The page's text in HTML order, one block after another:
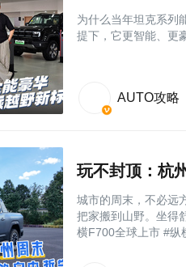
为什么当年坦克系列
提下，它更智能、更
AUTO攻略
玩不封顶：杭
城市的周末，不必远
把家搬到山野。坐得
横F700全球上市 #纵